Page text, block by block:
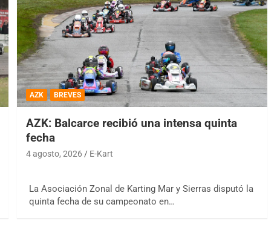
AZK BREVES
AZK: Balcarce recibió una intensa quinta
fecha
4 agosto, 2026 E-Kart
La Asociación Zonal de Karting Mar y Sierras disputó la
quinta fecha de su campeonato en…